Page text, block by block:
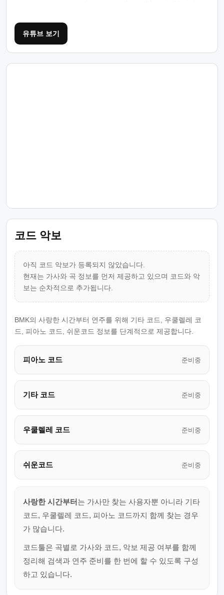
유튜브 보기
코드 악보
아직 코드 악보가 등록되지 않았습니다.
현재는 가사와 곡 정보를 먼저 제공하고 있으며 코드와 악
보는 순차적으로 추가됩니다.
BMK의 사랑한 시간부터 연주를 위해 기타 코드, 우쿨렐레 코
드, 피아노 코드, 쉬운코드 정보를 단계적으로 제공합니다.
피아노 코드 준비중
기타 코드 준비중
우쿨렐레 코드 준비중
쉬운코드 준비중
사랑한 시간부터는 가사만 찾는 사용자뿐 아니라 기타
코드, 우쿨렐레 코드, 피아노 코드까지 함께 찾는 경우
가 많습니다.
코드툴은 곡별로 가사와 코드, 악보 제공 여부를 함께
정리해 검색과 연주 준비를 한 번에 할 수 있도록 구성
하고 있습니다.